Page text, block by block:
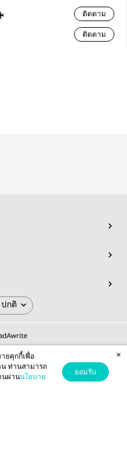
ติดตาม
ติดตาม
ปกติ
Public Company Limited
ยคุกกี้เพื่อ
ท่านสามารถ
นผ่านนโยบาย
ยอมรับ
×